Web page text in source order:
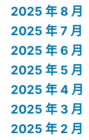
2025 年 8 月
2025 年 7 月
2025 年 6 月
2025 年 5 月
2025 年 4 月
2025 年 3 月
2025 年 2 月